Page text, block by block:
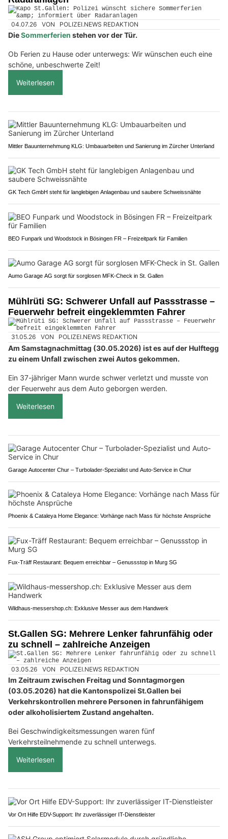
04.07.26 VON POLIZEI.NEWS REDAKTION
DieSommerferien stehen vor der Tür.
Ob Ferien zu Hause oder unterwegs: Wir wünschen euch eine
schöne, unbeschwerte Zeit!
Weiterlesen
Mittler Bauunternehmung KLG: Umbauarbeiten und Sanierung im Zürcher Unterland
GK Tech GmbH steht für langlebigen Anlagenbau und saubere Schweissnähte
BEO Funpark und Woodstock in Bösingen FR – Freizeitpark für Familien
Aumo Garage AG sorgt für sorglosen MFK-Check in St. Gallen
Mühlrüti SG: Schwerer Unfall auf Passstrasse –
Feuerwehr befreit eingeklemmten Fahrer
31.05.26 VON POLIZEI.NEWS REDAKTION
Am Samstagnachmittag (30.05.2026) ist es auf der Hulftegg
zu einem Unfall zwischen zwei Autos gekommen.
Ein 37-jähriger Mann wurde schwer verletzt und musste von
der Feuerwehr aus dem Auto geborgen werden.
Weiterlesen
Garage Autocenter Chur – Turbolader-Spezialist und Auto-Service in Chur
Phoenix & Cataleya Home Elegance: Vorhänge nach Mass für höchste Ansprüche
Fux-Träff Restaurant: Bequem erreichbar – Genussstop in Murg SG
Wildhaus-messershop.ch: Exklusive Messer aus dem Handwerk
St.Gallen SG: Mehrere Lenker fahrunfähig oder
zu schnell – zahlreiche Anzeigen
03.05.26 VON POLIZEI.NEWS REDAKTION
Im Zeitraum zwischen Freitag und Sonntagmorgen
(03.05.2026) hat die Kantonspolizei St.Gallen bei
Verkehrskontrollen mehrere Personen in fahrunfähigem
oder alkoholisiertem Zustand angehalten.
Bei Geschwindigkeitsmessungen waren fünf
Verkehrsteilnehmende zu schnell unterwegs.
Weiterlesen
Vor Ort Hilfe EDV-Support: Ihr zuverlässiger IT-Dienstleister